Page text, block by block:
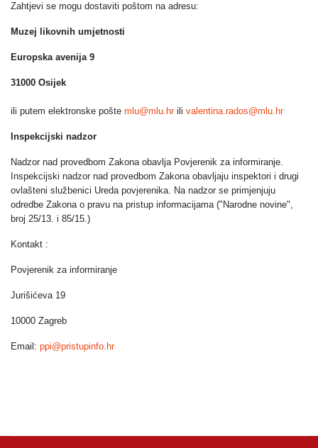
Zahtjevi se mogu dostaviti poštom na adresu:
Muzej likovnih umjetnosti
Europska avenija 9
31000 Osijek
ili putem elektronske pošte mlu@mlu.hrili valentina.rados@mlu.hr
Inspekcijski nadzor
Nadzor nad provedbom Zakona obavlja Povjerenik za informiranje.
Inspekcijski nadzor nad provedbom Zakona obavljaju inspektori i drugi
ovlašteni službenici Ureda povjerenika. Na nadzor se primjenjuju
odredbe Zakona o pravu na pristup informacijama ("Narodne novine",
broj 25/13. i 85/15.)
Kontakt :
Povjerenik za informiranje
Jurišićeva 19
10000 Zagreb
Email: ppi@pristupinfo.hr